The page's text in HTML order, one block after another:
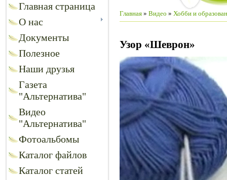
Главная страница
О нас
Документы
Полезное
Наши друзья
Газета
"Альтернатива"
Видео
"Альтернатива"
Фотоальбомы
Каталог файлов
Каталог статей
Главная » Видео » Хобби и
Узор «Шеврон»